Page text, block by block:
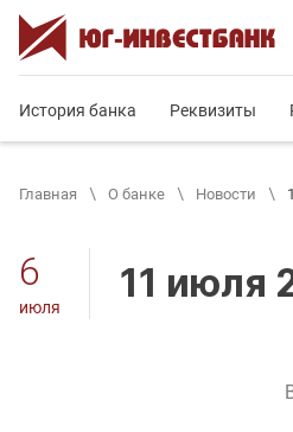
История банка Реквизиты
Главная О банке Новости
6
июля
11 июля